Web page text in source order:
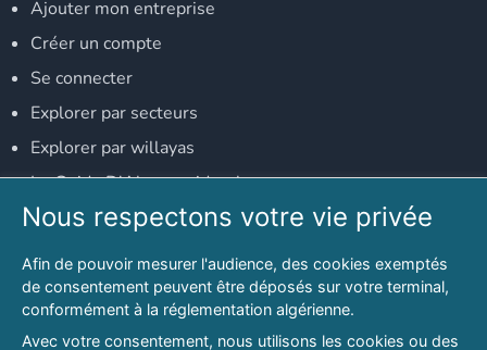
Ajouter mon entreprise
Créer un compte
Se connecter
Explorer par secteurs
Explorer par willayas
Le Guide D'Alger, guide-alger.com
NOS RÉSEAUX SOCIAUX
Notre page Facebook
Notre page LinkedIn
Nous respectons votre vie privée
Afin de pouvoir mesurer l'audience, des cookies exemptés
de consentement peuvent être déposés sur votre terminal,
conformément à la réglementation algérienne.
Avec votre consentement, nous utilisons les cookies ou des